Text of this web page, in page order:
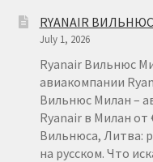
RYANAIR
July 1, 2026
Ryanair Вильнюс
авиакомпании
Вильнюс Милан –
Ryanair в Милан от
Вильнюса, Литва:
на русском. Что